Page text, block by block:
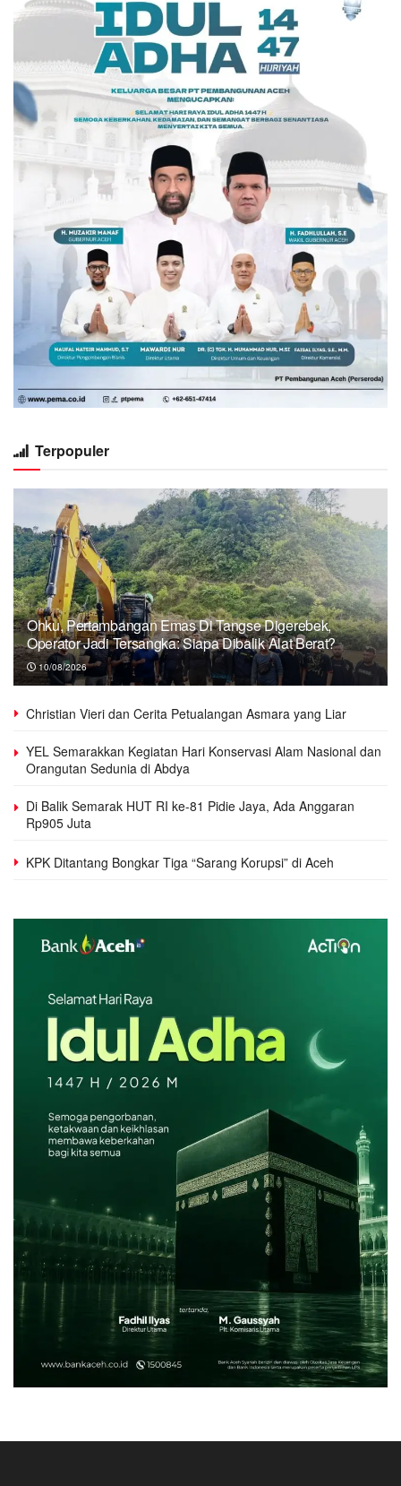
Terpopuler
Ohku, Pertambangan Emas Di Tangse Digerebek,
Operator Jadi Tersangka: Siapa Dibalik Alat Berat?
10/08/2026
Christian Vieri dan Cerita Petualangan Asmara yang Liar
YEL Semarakkan Kegiatan Hari Konservasi Alam Nasional dan
Orangutan Sedunia di Abdya
Di Balik Semarak HUT RI ke-81 Pidie Jaya, Ada Anggaran
Rp905 Juta
KPK Ditantang Bongkar Tiga “Sarang Korupsi” di Aceh